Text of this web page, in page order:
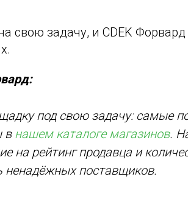
свою задачу, и CDEK
под свою задачу: самые
в нашем каталоге магазинов.
на рейтинг продавца и
ненадёжных поставщиков.